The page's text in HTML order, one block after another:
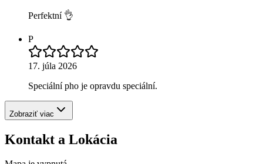
Perfektní 👌
P
17. júla 2026
Speciální pho je opravdu speciální.
Zobraziť viac
Kontakt a Lokácia